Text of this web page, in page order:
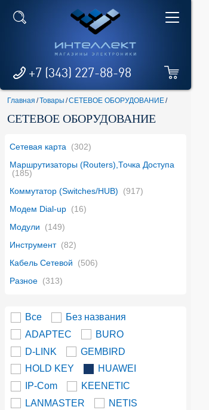
+7 (343) 227-88-98
Главная /Товары /СЕТЕВОЕ ОБОРУДОВАНИЕ/
СЕТЕВОЕ ОБОРУДОВАНИЕ
Сетевая карта (302)
Маршрутизаторы (Routers),Точка Доступа
(185)
Коммутатор (Switches/HUB)
(917)
Модем Dial-up (16)
Модули
(149)
Инструмент (82)
Кабель Сетевой
(506)
Разное (313)
Все
Без названия
ADAPTEC
BURO
D-LINK
GEMBIRD
HOLD KEY
HUAWEI
IP-Com
KEENETIC
LANMASTER
NETIS